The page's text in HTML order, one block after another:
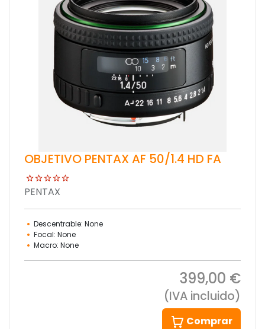
OBJETIVO PENTAX AF 50/1.4 HD FA
PENTAX
Descentrable: None
Focal: None
Macro: None
399,00 €
(IVA incluido)
Comprar